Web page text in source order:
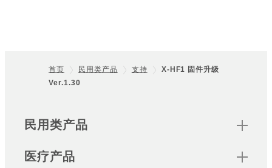
Footer
首页 民用类产品 支持
X-HF1 固件升级
Ver.1.30
Sitemap
民用类产品
医疗产品